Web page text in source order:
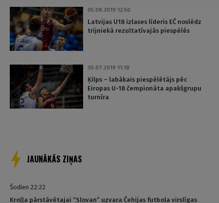
05.08.2019 12:50
Latvijas U18 izlases līderis EČ noslēdz
trijniekā rezultatīvajās piespēlēs
30.07.2019 11:18
Ķilps – labākais piespēlētājs pēc
Eiropas U-18 čempionāta apakšgrupu
turnīra
JAUNĀKĀS ZIŅAS
Šodien 22:22
Kroļļa pārstāvētajai “Slovan” uzvara Čehijas futbola virslīgas